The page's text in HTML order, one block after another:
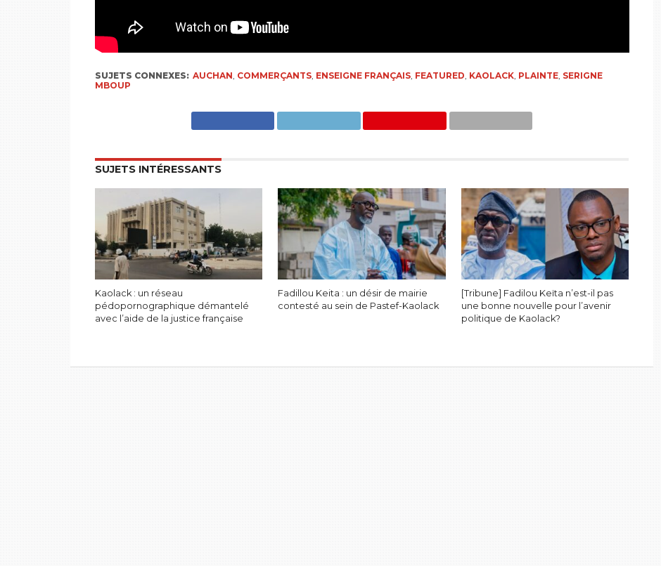
SUJETS CONNEXES: AUCHAN COMMERÇANTS, ENSEIGNE FRANÇAIS, FEATURED KAOLACK, PLAINTE, SERIGNE
MBOUP
SUJETS INTÉRESSANTS
Kaolack : un réseau
pédopornographique démantelé
avec l’aide de la justice française
Fadillou Keita : un désir de mairie
contesté au sein de Pastef-Kaolack
[Tribune] Fadilou Keïta n’est-il pas
une bonne nouvelle pour l’avenir
politique de Kaolack?